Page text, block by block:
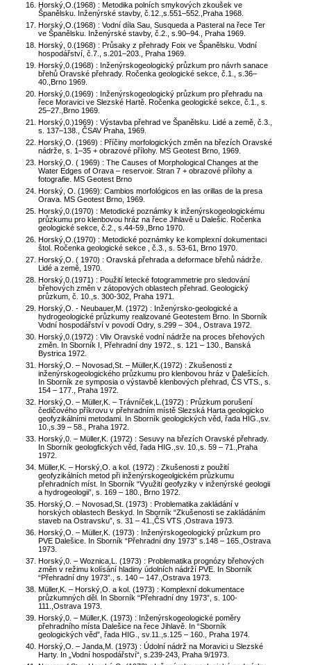
Horský,O.(1968) : Metodika polních smykových zkoušek ve
Španělsku. Inženýrské stavby, č.12.,s.551–552.,Praha 1968.
Horský,O.(1968) : Vodní díla Sau, Susqueda a Pasteral na řece Ter
ve Španělsku. Inženýrské stavby, č.2., s.90–94., Praha 1969.
Horský, 0.(1968) : Průsaky z přehrady Foix ve Španělsku. Vodní
hospodářství, č.7., s.201–203., Praha 1969.
Horský,0.(1968) : Inženýrskogeologický průzkum pro návrh sanace
břehů Oravské přehrady. Ročenka geologické sekce, č.1., s.36–
40.,Brno 1969.
Horský,0.(1969) : Inženýrskogeologický průzkum pro přehradu na
řece Moravici ve Slezské Hartě. Ročenka geologické sekce, č.1., s.
25–27.,Brno 1969.
Horský,0.)1969) : Výstavba přehrad ve Španělsku. Lidé a země, č.3.,
s. 137–138., ČSAV Praha, 1969.
Horský,O. (1969) : Příčiny morfologických změn na březích Oravské
nádrže, s. 1–35 + obrazové přílohy. MS Geotest Brno, 1969.
Horský,O. ( 1969) : The Causes of Morphological Changes at the
Water Edges of Orava – reservoir. Stran 7 + obrazové přílohy a
fotografie. MS Geotest Brno
Horský, O. (1969): Cambios morfológicos en las orillas de la presa
Orava. MS Geotest Brno, 1969.
Horský,0.(1970) : Metodické poznámky k inženýrskogeologickému
průzkumu pro klenbovou hráz na řece Jihlavě u Dalešic. Ročenka
geologické sekce, č.2., s.44-59.,Brno 1970.
Horský,O.(1970) : Metodické poznámky ke komplexní dokumentaci
štol. Ročenka geologické sekce , č.3., s. 53-61, Brno 1970.
Horský,O. ( 1970) : Oravská přehrada a deformace břehů nádrže.
Lidé a země, 1970.
Horský,0.(1971) : Použití letecké fotogrammetrie pro sledování
břehových změn v zátopových oblastech přehrad. Geologický
průzkum, č. 10.,s. 300-302, Praha 1971.
Horský,O. - Neubauer,M. (1972) : Inženýrsko-geologické a
hydrogeologické průzkumy realizované Geotestem Brno. In Sborník
Vodní hospodářství v povodí Odry, s.299 – 304., Ostrava 1972.
Horský,0.(1972) : Vliv Oravské vodní nádrže na proces břehových
změn. In Sborník I, Přehradní dny 1972., s. 121 – 130., Banská
Bystrica 1972.
Horský,O. – Novosad,St. – Müller,K.(1972) : Zkušenosti z
inženýrskogeologického průzkumu pro klenbovou hráz v Dalešicích.
In Sborník ze symposia o výstavbě klenbových přehrad, ČS VTS., s.
154 – 177., Praha 1972.
Horský,O. – Müller,K. – Trávníček,L.(1972) : Průzkum porušení
čedičového příkrovu v přehradním místě Slezská Harta geologicko
geofyzikálními metodami. In Sborník geologických věd, řada HIG.,sv.
10.,s.39 – 58., Praha 1972.
Horský,0. – Müller,K. (1972) : Sesuvy na březích Oravské přehrady.
In Sborník geologfických věd, řada HIG.,sv. 10.,s. 59 – 71.,Praha
1972.
Müller,K. – Horský,O. a kol. (1972) : Zkušenosti z použití
geofyzikálních metod při inženýrskogeolgickém průzkumu
přehradních míst. In Sborník “Využití geofyziky v inženýrské geologii
a hydrogeologii”, s. 169 – 180., Brno 1972.
Horský,O. – Novosad,St. (1973) : Problematika zakládání v
horských oblastech Beskyd. In Sborník “Zkušenosti se zakládáním
staveb na Ostravsku”, s. 31 – 41.,ČS VTS ,Ostrava 1973.
Horský,O. – Müller,K. (1973) : Inženýrskogeologický průzkum pro
PVE Dalešice. In Sborník “Přehradní dny 1973” s.148 – 165.,Ostrava
1973.
Horský,0. – Woznica,L. (1973) : Problematika prognózy břehových
změn v režimu kolísání hladiny údolních nádrží PVE. In Sborník
“Přehradní dny 1973”., s. 140 – 147.,Ostrava 1973.
Müller,K. – Horský,O. a kol. (1973) : Komplexní dokumentace
průzkumných děl. In Sborník “Přehradní dny 1973”, s. 100-
111.,Ostrava 1973.
Horský,0. – Müller,K. (1973) : Inženýrskogeologické poměry
přehradního místa Dalešice na řece Jihlavě. In “Sborník
geologických věd”, řada HIG., sv.11.,s.125 – 160., Praha 1974.
Horský,O. – Janda,M. (1973) : Údolní nádrž na Moravici u Slezské
Harty. In „Vodní hospodářství“, s.239-243, Praha 9/1973.